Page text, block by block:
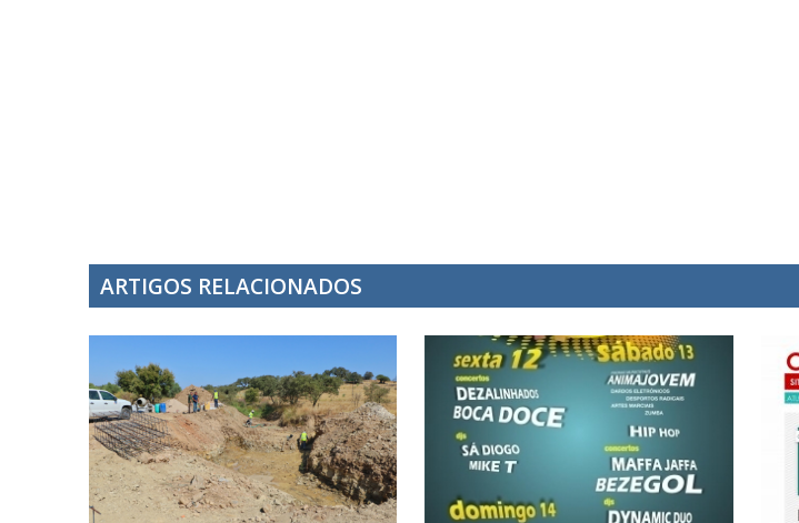
ARTIGOS RELACIONADOS